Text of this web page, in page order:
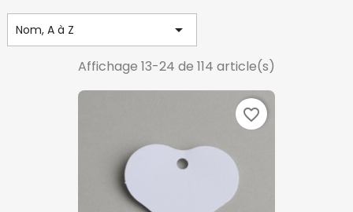
Nom, A à Z 
Affichage 13-24 de 114 article(s)
favorite_border